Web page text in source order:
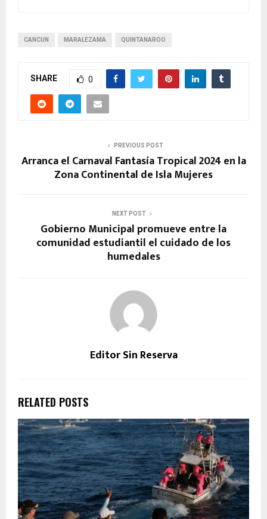
CANCUN MARALEZAMA QUINTANAROO
SHARE 0
PREVIOUS POST
Arranca el Carnaval Fantasía Tropical 2024 en la
Zona Continental de Isla Mujeres
NEXT POST
Gobierno Municipal promueve entre la
comunidad estudiantil el cuidado de los
humedales
Editor Sin Reserva
RELATED POSTS